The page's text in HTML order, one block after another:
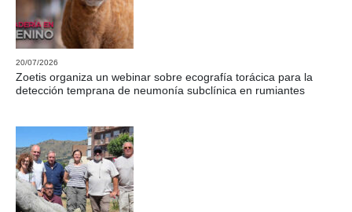
20/07/2026
Zoetis organiza un webinar sobre ecografía torácica para la
detección temprana de neumonía subclínica en rumiantes